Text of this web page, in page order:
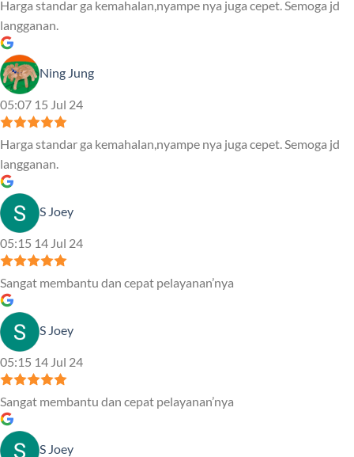
Harga standar ga kemahalan,nyampe nya juga cepet. Semoga jd
langganan.
Ning Jung
05:07 15 Jul 24
Harga standar ga kemahalan,nyampe nya juga cepet. Semoga jd
langganan.
S Joey
05:15 14 Jul 24
Sangat membantu dan cepat pelayanan’nya
S Joey
05:15 14 Jul 24
Sangat membantu dan cepat pelayanan’nya
S Joey